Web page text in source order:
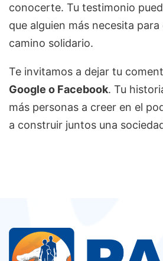
conocerte. Tu testimonio
que alguien más necesita para
camino solidario.
Te invitamos a dejar tu
Google o Facebook. Tu
más personas a creer en el
a construir juntos una